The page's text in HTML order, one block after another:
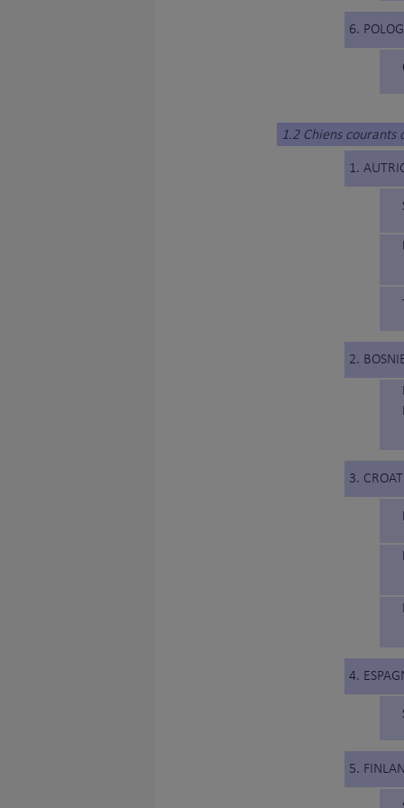
6.
1.2 Chiens courants
1.
2.
3.
4.
5.